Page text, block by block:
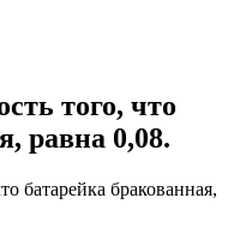
того, что
равна 0,08.